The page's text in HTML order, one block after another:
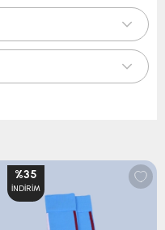
%35
İNDIRIM